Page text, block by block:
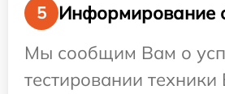
5
Информирование
Мы сообщим Вам о
тестировании